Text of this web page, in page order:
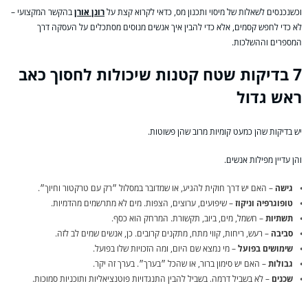
וכשנכנסים לשאלות של מיסוי ותכנון מס, כדאי לקרוא קצת עלרונן אורןבהקשר המקצועי –
לא כדי לחפש קסמים, אלא כדי להבין איך אנשים מנוסים מסתכלים על העסקה דרך
המספרים וההשלכות.
7 בדיקות שטח קטנות שיכולות לחסוך כאב
ראש גדול
יש בדיקות שהן כמעט קומיות מרוב שהן פשוטות.
והן עדיין מפילות אנשים.
גישה – האם יש דרך חוקית להגיע, או שמדובר במסלול ״רק עם טרקטור וחיוך״.
טופוגרפיה וניקוז– שיפועים, ערוצים, הצפות. מים לא מתרשמים מהדמיות.
תשתיות– חשמל, מים, ביוב, תקשורת. המרחק הוא כסף.
סביבה – רעש, ריחות, קווי מתח, מתקנים קרובים. כן, אנשים שמים לב לזה.
שימושים בפועל– מי נמצא שם היום, ומה הזכויות שלו בפועל.
גבולות– האם יש סימון ברור, או שהכל ״בערך״. בערך זה יקר.
שכנים – לא בשביל דרמה. בשביל להבין התנגדויות פוטנציאליות ותוכניות סמוכות.